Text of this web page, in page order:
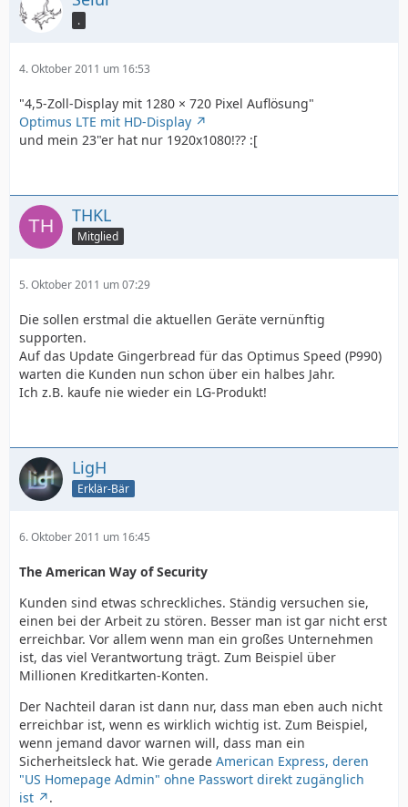
.
4. Oktober 2011 um 16:53
"4,5-Zoll-Display mit 1280 × 720 Pixel Auflösung"
Optimus LTE mit HD-Display
und mein 23"er hat nur 1920x1080!?? :[
THKL
Mitglied
5. Oktober 2011 um 07:29
Die sollen erstmal die aktuellen Geräte vernünftig
supporten.
Auf das Update Gingerbread für das Optimus Speed (P990)
warten die Kunden nun schon über ein halbes Jahr.
Ich z.B. kaufe nie wieder ein LG-Produkt!
LigH
Erklär-Bär
6. Oktober 2011 um 16:45
The American Way of Security
Kunden sind etwas schreckliches. Ständig versuchen sie,
einen bei der Arbeit zu stören. Besser man ist gar nicht erst
erreichbar. Vor allem wenn man ein großes Unternehmen
ist, das viel Verantwortung trägt. Zum Beispiel über
Millionen Kreditkarten-Konten.
Der Nachteil daran ist dann nur, dass man eben auch nicht
erreichbar ist, wenn es wirklich wichtig ist. Zum Beispiel,
wenn jemand davor warnen will, dass man ein
Sicherheitsleck hat. Wie gerade American Express, deren
"US Homepage Admin" ohne Passwort direkt zugänglich
ist
.